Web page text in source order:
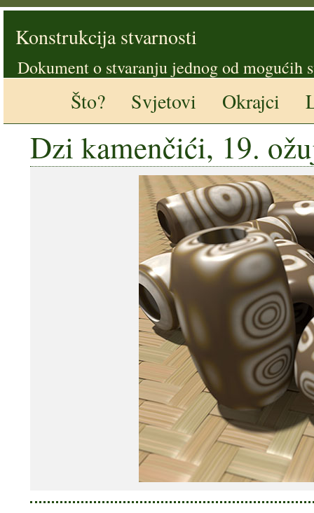
Konstrukcija stvarnosti
Dokument o stvaranju jednog od mogućih
Što? Svjetovi Okrajci
Dzi kamenčići, 19.